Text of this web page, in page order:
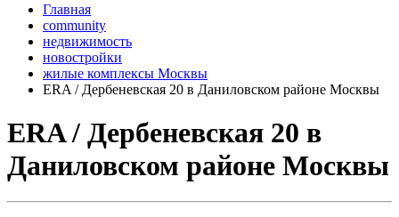
Главная
community
недвижимость
новостройки
жилые комплексы Москвы
ERA / Дербеневская 20 в Даниловском районе Москвы
ERA / Дербеневская 20 в
Даниловском районе Москвы